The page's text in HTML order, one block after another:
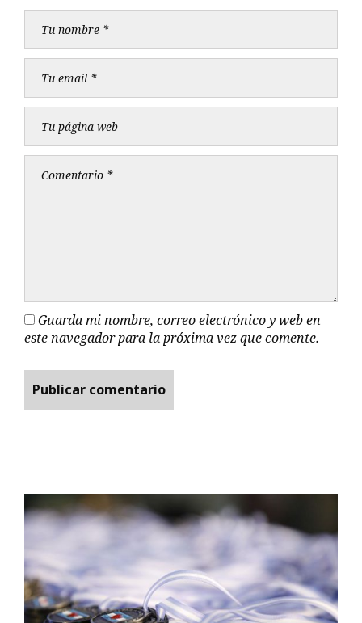
Guarda mi nombre, correo electrónico y web en
este navegador para la próxima vez que comente.